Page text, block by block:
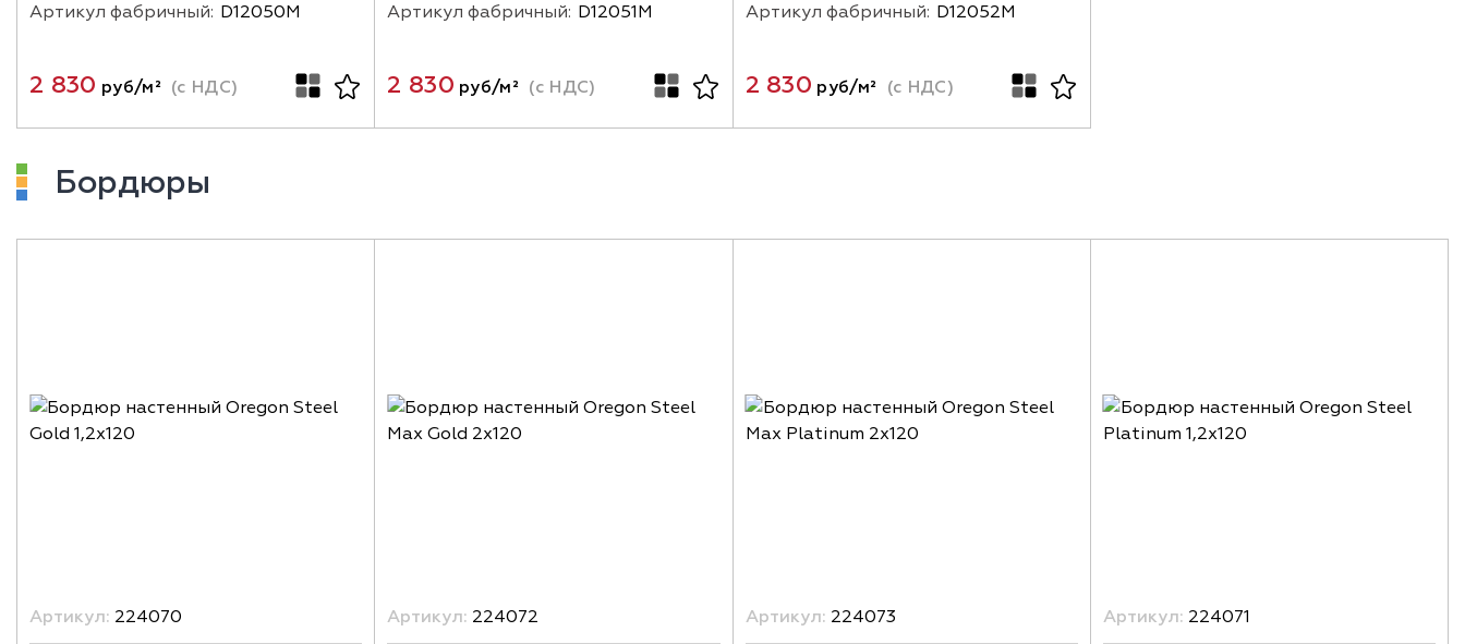
Артикул фабричный: D12050M
2 830 руб/м² (с НДС)
Артикул фабричный: D12051M
2 830 руб/м² (с НДС)
Артикул фабричный: D12052M
2 830 руб/м² (с НДС)
Бордюры
Артикул: 224070 Артикул: 224072 Артикул: 224073 Артикул: 224071